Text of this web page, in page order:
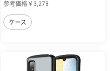
参考価格￥3,278
ケース